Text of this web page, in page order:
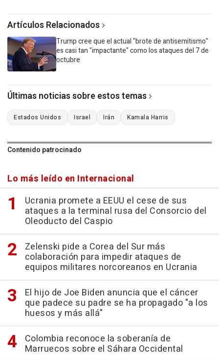
Artículos Relacionados
Trump cree que el actual "brote de antisemitismo"
es casi tan "impactante" como los ataques del 7 de
octubre
Últimas noticias sobre estos temas
Estados Unidos Israel Irán Kamala Harris
Contenido patrocinado
Lo más leído en Internacional
Ucrania promete a EEUU el cese de sus
ataques a la terminal rusa del Consorcio del
Oleoducto del Caspio
Zelenski pide a Corea del Sur más
colaboración para impedir ataques de
equipos militares norcoreanos en Ucrania
El hijo de Joe Biden anuncia que el cáncer
que padece su padre se ha propagado "a los
huesos y más allá"
Colombia reconoce la soberanía de
Marruecos sobre el Sáhara Occidental